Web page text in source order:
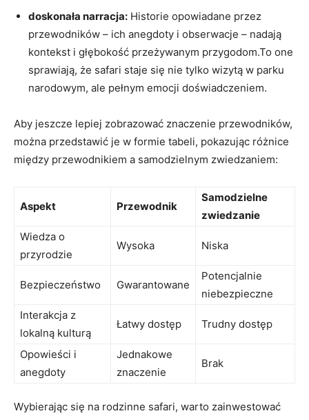
doskonała narracja: Historie opowiadane⁢ przez
przewodników – ich anegdoty i obserwacje ⁣– nadają
kontekst i głębokość przeżywanym przygodom.To‌ one‌
sprawiają, że ‌safari staje się ⁢nie tylko wizytą w parku
narodowym, ale pełnym emocji doświadczeniem.
Aby jeszcze lepiej zobrazować⁣ znaczenie‍ przewodników,
można przedstawić je⁢ w formie tabeli, ‌pokazując różnice
między przewodnikiem a samodzielnym⁣ zwiedzaniem:
Aspekt Przewodnik
Samodzielne
zwiedzanie
Wiedza o
przyrodzie
Wysoka Niska
Bezpieczeństwo Gwarantowane
Potencjalnie
niebezpieczne
Interakcja z
lokalną kulturą
Łatwy dostęp Trudny dostęp
Opowieści i
anegdoty
Jednakowe
znaczenie
Brak
Wybierając się na rodzinne safari, warto zainwestować